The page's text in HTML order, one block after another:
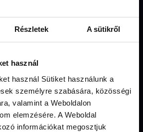
Részletek A sütikről
használ
használ Sütiket használunk a
személyre szabására, közösségi
valamint a Weboldalon
elemzésére. A Weboldal
információkat megosztjuk